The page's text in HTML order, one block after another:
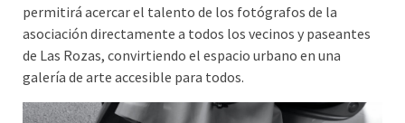
permitirá acercar el talento de los fotógrafos de la
asociación directamente a todos los vecinos y paseantes
de Las Rozas, convirtiendo el espacio urbano en una
galería de arte accesible para todos.